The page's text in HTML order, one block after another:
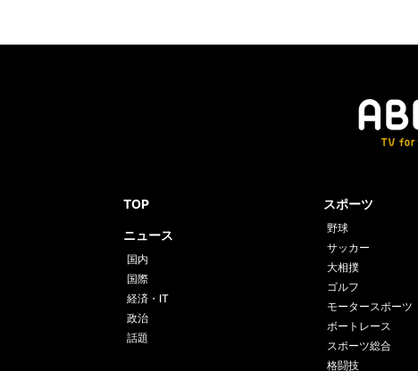
TOP
ニュース
国内
国際
経済・IT
政治
話題
スポーツ
野球
サッカー
大相撲
ゴルフ
モータースポーツ
ボートレース
スポーツ総合
格闘技